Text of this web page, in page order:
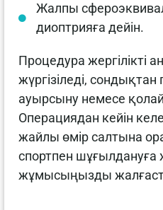
Жалпы
диоптрияға дейін.
Процедура жергілікті
жүргізіледі,
ауырсыну немесе
Операциядан кейін
жайлы өмір салтына
спортпен шұғылдануға
жұмысыңызды